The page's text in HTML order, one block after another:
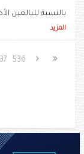
بالنسبة للبالغين
المزيد
536